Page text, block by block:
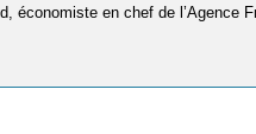
économiste en chef de l’Agence